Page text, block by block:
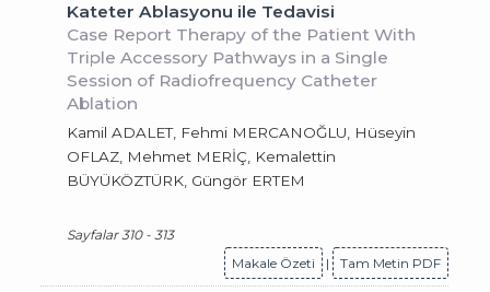
Kateter Ablasyonu ile Tedavisi
Case Report Therapy of the Patient With
Triple Accessory Pathways in a Single
Session of Radiofrequency Catheter
Ablation
Kamil ADALET, Fehmi MERCANOĞLU, Hüseyin
OFLAZ, Mehmet MERİÇ, Kemalettin
BÜYÜKÖZTÜRK, Güngör ERTEM
Sayfalar 310 - 313
Makale Özeti
| Tam Metin PDF